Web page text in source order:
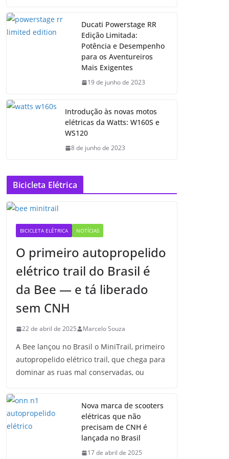
Ducati Powerstage RR
Edição Limitada:
Potência e Desempenho
para os Aventureiros
Mais Exigentes
19 de junho de 2023
Introdução às novas motos
elétricas da Watts: W160S e
WS120
8 de junho de 2023
Bicicleta Elétrica
BICICLETA ELÉTRICA NOTÍCIAS
O primeiro autopropelido
elétrico trail do Brasil é
da Bee — e tá liberado
sem CNH
22 de abril de 2025 Marcelo Souza
A Bee lançou no Brasil o MiniTrail, primeiro
autopropelido elétrico trail, que chega para
dominar as ruas mal conservadas, ou
Nova marca de scooters
elétricas que não
precisam de CNH é
lançada no Brasil
17 de abril de 2025